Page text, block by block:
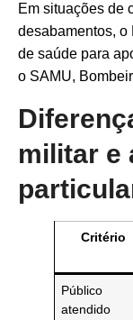
Em situações de
desabamentos, o
de saúde para
o SAMU,
militar e
Critério
Público
atendido